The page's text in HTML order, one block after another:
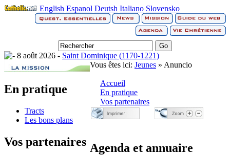
English Espanol Deutsh Italiano Slovensko
8 août 2026 - Saint Dominique (1170-1221)
En pratique
Tracts
Les bons plans
Vos partenaires
Vous êtes ici: Jeunes » Anuncio
Accueil
En pratique
Vos partenaires
Agenda et annuaire